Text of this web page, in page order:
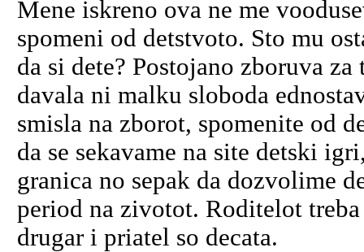
Mene iskreno ova ne me
spomeni od detstvoto. Sto mu
da si dete? Postojano zboruva
davala ni malku sloboda
smisla na zborot, spomenite od
da se sekavame na site detski
granica no sepak da dozvolime
period na zivotot. Roditelot
drugar i priatel so decata.